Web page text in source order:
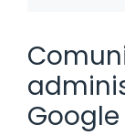
Google